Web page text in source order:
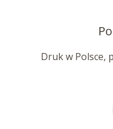
Druk w Polsce,